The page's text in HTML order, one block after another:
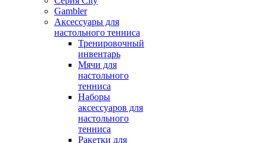
Gambler
Аксессуары для
настольного тенниса
Тренировочный
инвентарь
Мячи для
настольного
тенниса
Наборы
аксессуаров для
настольного
тенниса
Ракетки для